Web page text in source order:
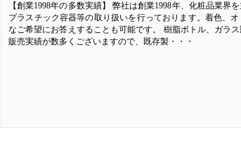
【創業1998年の多数実績】 弊社は創業1998年、化粧品業界
プラスチック容器等の取り扱いを行っております。着色、
なご希望にお答えすることも可能です。 樹脂ボトル、ガラ
販売実績が数多くございますので、既存製・・・